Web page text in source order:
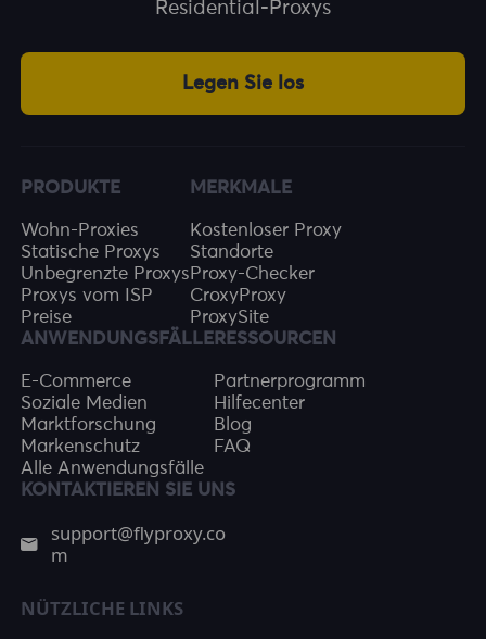
Residential-Proxys
Legen Sie los
PRODUKTE
Wohn-Proxies
Statische Proxys
Unbegrenzte Proxys
Proxys vom ISP
Preise
MERKMALE
Kostenloser Proxy
Standorte
Proxy-Checker
CroxyProxy
ProxySite
ANWENDUNGSFÄLLE
E-Commerce
Soziale Medien
Marktforschung
Markenschutz
Alle Anwendungsfälle
RESSOURCEN
Partnerprogramm
Hilfecenter
Blog
FAQ
KONTAKTIEREN SIE UNS
support@flyproxy.co
m
NÜTZLICHE LINKS